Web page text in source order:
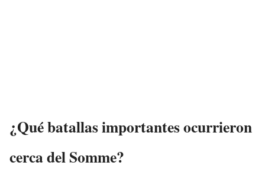
¿Qué batallas importantes ocurrieron
cerca del Somme?